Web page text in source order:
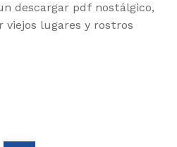
descargar pdf nostálgico,
viejos lugares y rostros